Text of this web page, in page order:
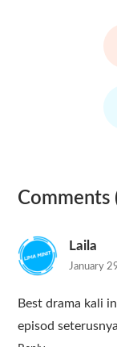
Comments
Laila
January
Best drama kali
episod